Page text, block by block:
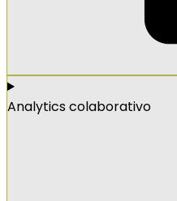
Analytics colaborativo